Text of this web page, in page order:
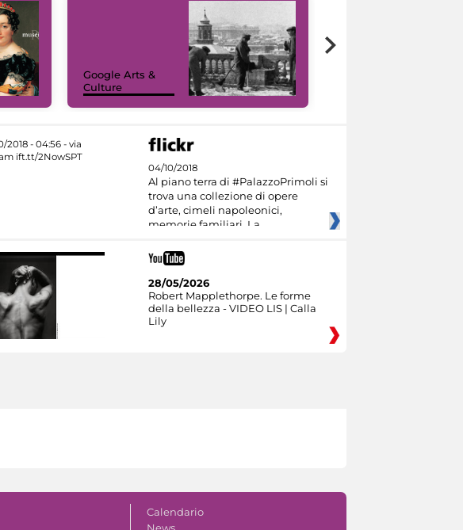
Google Arts &
Culture
04/10/2018
Al piano terra di #PalazzoPrimoli si
trova una collezione di opere
d’arte, cimeli napoleonici,
memorie familiari. La
28/05/2026
Robert Mapplethorpe. Le forme
della bellezza - VIDEO LIS | Calla
Lily
Calendario